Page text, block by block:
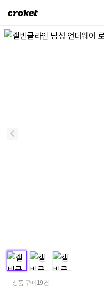
크
켓
상품 구매 19건